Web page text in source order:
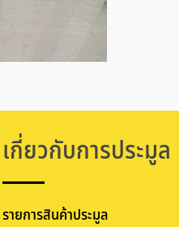
เกี่ยวกับการประมูล
รายการสินค้าประมูล